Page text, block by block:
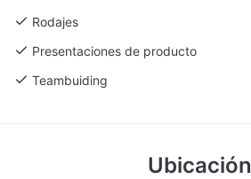
Rodajes
Presentaciones de producto
Teambuiding
Ubicación